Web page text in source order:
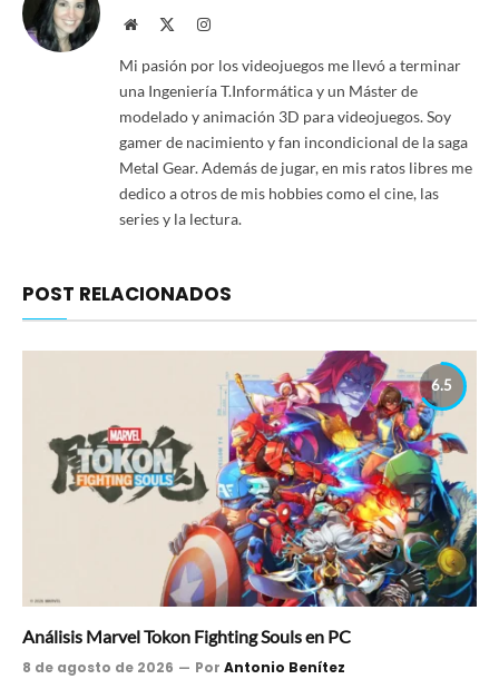
Website Instagram
Mi pasión por los videojuegos me llevó a terminar
una Ingeniería T.Informática y un Máster de
modelado y animación 3D para videojuegos. Soy
gamer de nacimiento y fan incondicional de la saga
Metal Gear. Además de jugar, en mis ratos libres me
dedico a otros de mis hobbies como el cine, las
series y la lectura.
POST RELACIONADOS
6.5
Análisis Marvel Tokon Fighting Souls en PC
8 de agosto de 2026 Por Antonio Benítez